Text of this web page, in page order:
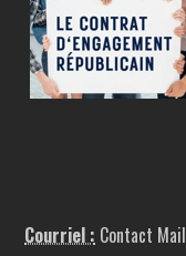
Courriel : Contact Mail